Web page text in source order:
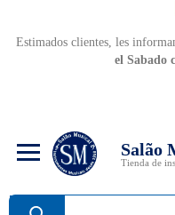
Estimados clientes, les
el Sabado
Salão
Tienda de